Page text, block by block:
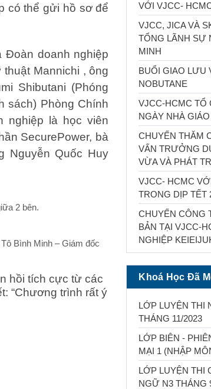
có thể gửi hồ sơ để
Đoàn doanh nghiệp
Mannichi , ông
Shibutani (Phóng
sách) Phòng Chính
nghiệp là học viên
SecurePower, bà
Nguyễn Quốc Huy
2 bên.
Bình Minh – Giám đốc
hồi tích cực từ các
“Chương trình rất ý
VỚI VJCC-
VJCC, JICA VÀ
TỔNG LÃNH SỰ
MINH
BUỔI GIAO LƯU
NOBUTANE
VJCC-HCMC TỔ
NGÀY NHÀ
CHUYẾN THĂM
VẤN TRƯỞNG
VỪA VÀ PHÁT
VJCC- HCMC
TRONG DỊP TẾT
CHUYẾN CÔNG
BẢN TẠI VJCC-
NGHIỆP
Khoá Học Đã
LỚP LUYỆN THI
THÁNG 11/2023
LỚP BIÊN -
MẠI 1 (NHẬP
LỚP LUYỆN THI
NGỮ N3 THÁNG